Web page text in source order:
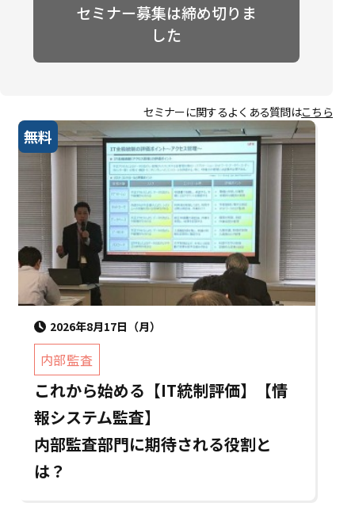
セミナー募集は締め切りま
した
セミナーに関するよくある質問はこちら
無料
2026年8月17日（月）
内部監査
これから始める【IT統制評価】【情
報システム監査】
内部監査部門に期待される役割と
は？